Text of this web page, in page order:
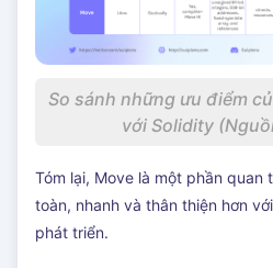
So sánh những ưu điểm
với Solidity
Tóm lại, Move là một phần quan
toàn, nhanh và thân thiện hơn
phát triển.